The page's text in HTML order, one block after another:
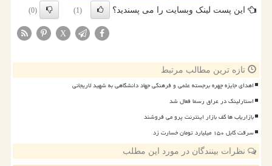
این پست لینک وبسایت را می پسندید؟ (1)
(0)
X
تازه ترین مطالب مرتبط
اهدای جایزه چهره برجسته علمی و فرهنگی جهاد دانشگاهی به شهید لاریجانی
استارلینک در عراق رسما فعال شد
بازاریاب ها کف بازار اینترنت پرو می فروشند
سرقت کابل ۱۵۰ میلیارد تومان خسارت زد
نظرات بینندگان در مورد این مطلب